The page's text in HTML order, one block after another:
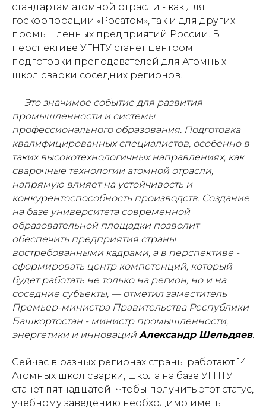
стандартам атомной отрасли - как для
госкорпорации «Росатом», так и для других
промышленных предприятий России. В
перспективе УГНТУ станет центром
подготовки преподавателей для Атомных
школ сварки соседних регионов.
— Это значимое событие для развития
промышленности и системы
профессионального образования. Подготовка
квалифицированных специалистов, особенно в
таких высокотехнологичных направлениях, как
сварочные технологии атомной отрасли,
напрямую влияет на устойчивость и
конкурентоспособность производств. Создание
на базе университета современной
образовательной площадки позволит
обеспечить предприятия страны
востребованными кадрами, а в перспективе -
сформировать центр компетенций, который
будет работать не только на регион, но и на
соседние субъекты, — отметил заместитель
Премьер-министра Правительства Республики
Башкортостан - министр промышленности,
энергетики и инноваций Александр Шельдяев.
Сейчас в разных регионах страны работают 14
Атомных школ сварки, школа на базе УГНТУ
станет пятнадцатой. Чтобы получить этот статус,
учебному заведению необходимо иметь